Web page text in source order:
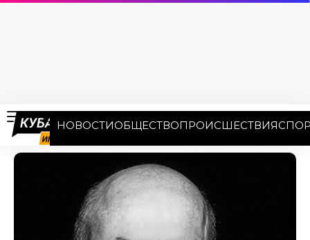
НОВОСТИОБЩЕСТВОПРОИСШЕСТВИЯ